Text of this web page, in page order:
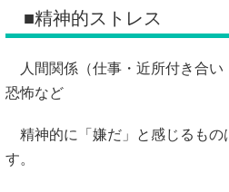
■精神的ストレス
人間関係（仕事・近所付き合い
恐怖など
精神的に「嫌だ」と感じるもの
す。